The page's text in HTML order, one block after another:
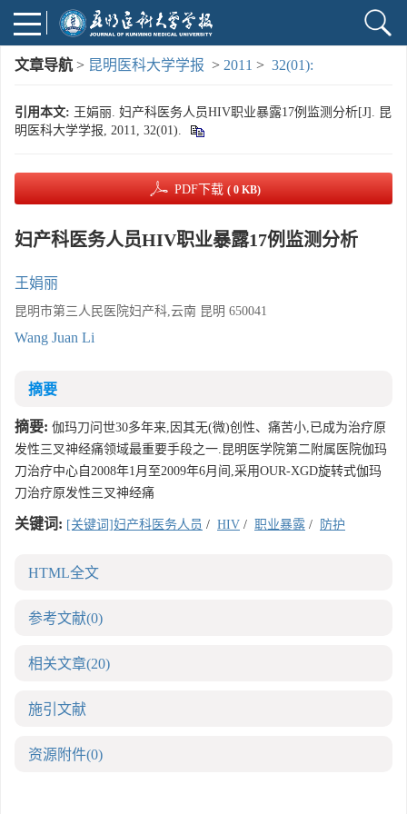
文章导航 > 昆明医科大学学报 > 2011 > 32(01):
引用本文: 王娟丽. 妇产科医务人员HIV职业暴露17例监测分析[J]. 昆
明医科大学学报, 2011, 32(01).
PDF下载 ( 0 KB)
妇产科医务人员HIV职业暴露17例监测分析
王娟丽
昆明市第三人民医院妇产科,云南 昆明 650041
Wang Juan Li
摘要
摘要: 伽玛刀问世30多年来,因其无(微)创性、痛苦小,已成为治疗原
发性三叉神经痛领域最重要手段之一.昆明医学院第二附属医院伽玛
刀治疗中心自2008年1月至2009年6月间,采用OUR-XGD旋转式伽玛
刀治疗原发性三叉神经痛
关键词: [关键词]妇产科医务人员 / HIV / 职业暴露 / 防护
HTML全文
参考文献(0)
相关文章(20)
施引文献
资源附件(0)